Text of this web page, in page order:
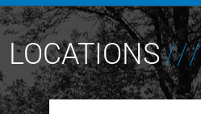
LOCATIONS